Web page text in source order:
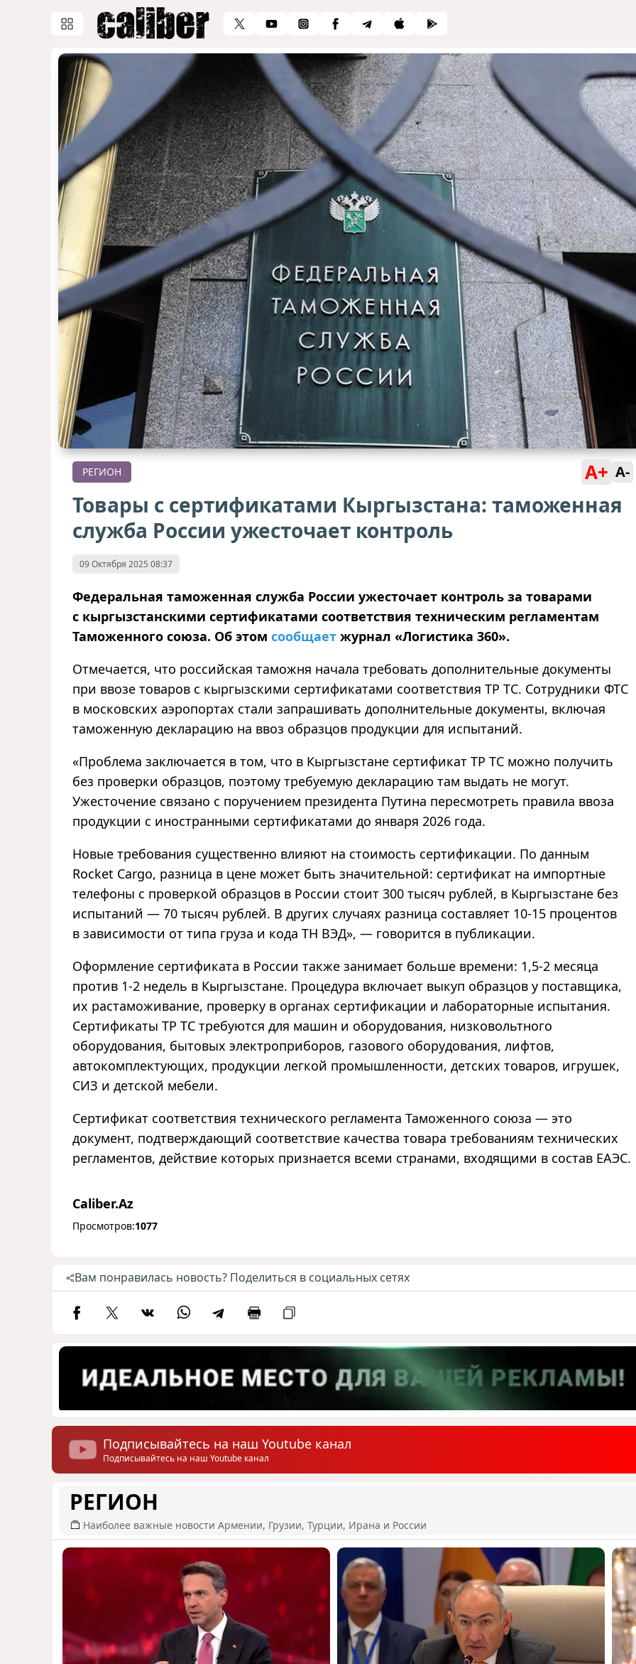
РЕГИОН A+ A-
Товары с сертификатами Кыргызстана: таможенная
служба России ужесточает контроль
09 Октября 2025 08:37
Федеральная таможенная служба России ужесточает контроль за товарами
с кыргызстанскими сертификатами соответствия техническим регламентам
Таможенного союза. Об этом сообщает журнал «Логистика 360».
Отмечается, что российская таможня начала требовать дополнительные документы
при ввозе товаров с кыргызскими сертификатами соответствия ТР ТС. Сотрудники ФТС
в московских аэропортах стали запрашивать дополнительные документы, включая
таможенную декларацию на ввоз образцов продукции для испытаний.
«Проблема заключается в том, что в Кыргызстане сертификат ТР ТС можно получить
без проверки образцов, поэтому требуемую декларацию там выдать не могут.
Ужесточение связано с поручением президента Путина пересмотреть правила ввоза
продукции с иностранными сертификатами до января 2026 года.
Новые требования существенно влияют на стоимость сертификации. По данным
Rocket Cargo, разница в цене может быть значительной: сертификат на импортные
телефоны с проверкой образцов в России стоит 300 тысяч рублей, в Кыргызстане без
испытаний — 70 тысяч рублей. В других случаях разница составляет 10-15 процентов
в зависимости от типа груза и кода ТН ВЭД», — говорится в публикации.
Оформление сертификата в России также занимает больше времени: 1,5-2 месяца
против 1-2 недель в Кыргызстане. Процедура включает выкуп образцов у поставщика,
их растаможивание, проверку в органах сертификации и лабораторные испытания.
Сертификаты ТР ТС требуются для машин и оборудования, низковольтного
оборудования, бытовых электроприборов, газового оборудования, лифтов,
автокомплектующих, продукции легкой промышленности, детских товаров, игрушек,
СИЗ и детской мебели.
Сертификат соответствия технического регламента Таможенного союза — это
документ, подтверждающий соответствие качества товара требованиям технических
регламентов, действие которых признается всеми странами, входящими в состав ЕАЭС.
Caliber.Az
Просмотров:1077
Вам понравилась новость? Поделиться в социальных сетях
Подписывайтесь на наш Youtube канал
Подписывайтесь на наш Youtube канал
РЕГИОН
Наиболее важные новости Армении, Грузии, Турции, Ирана и России